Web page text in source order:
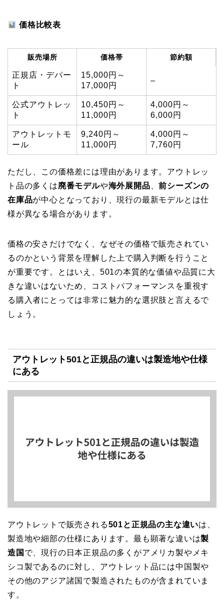
価格比較表
販売場所 価格帯 節約額
正規店・デパー
ト
15,000円～
17,000円
–
公式アウトレッ
ト
10,450円～
11,000円
4,000円～
6,000円
アウトレットモ
ール
9,240円～
11,000円
4,000円～
7,760円
ただし、この価格差には理由があります。アウトレッ
ト品の多くは廃番モデルや海外展開品 、前シーズンの
在庫品が中心となっており、現行の最新モデルとは仕
様が異なる場合があります。
価格の安さだけでなく、なぜその価格で販売されてい
るのかという背景を理解した上で購入判断を行うこと
が重要です。とはいえ、501の本質的な価値や品質に大
きな違いはないため、コストパフォーマンスを重視す
る購入者にとっては非常に魅力的な選択肢と言えるで
しょう。
アウトレット501と正規品の違いは製造地や仕様
にある
アウトレットで販売される501と正規品の主な違いは、
製造地や細部の仕様にあります。最も顕著な違いは製
造国 で、現行の日本正規品の多くがアメリカ製やメキ
シコ製であるのに対し、アウトレット品には中国製や
その他のアジア諸国で製造されたものが含まれていま
す。